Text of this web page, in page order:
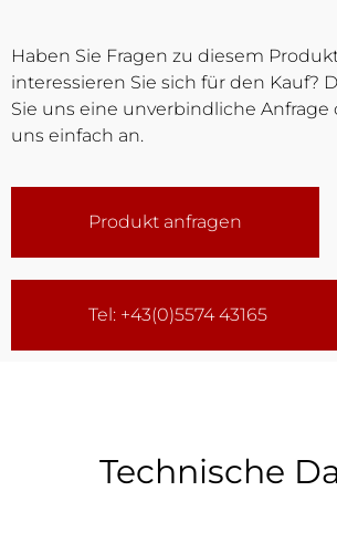
Haben Sie Fragen zu diesem
interessieren Sie sich für den Kauf?
Sie uns eine unverbindliche Anfrage
uns einfach an.
Produkt anfragen
Tel: +43(0)5574 43165
Technische